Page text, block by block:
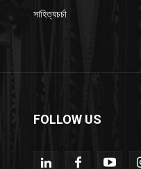
সাহিত্যচর্চা
FOLLOW US